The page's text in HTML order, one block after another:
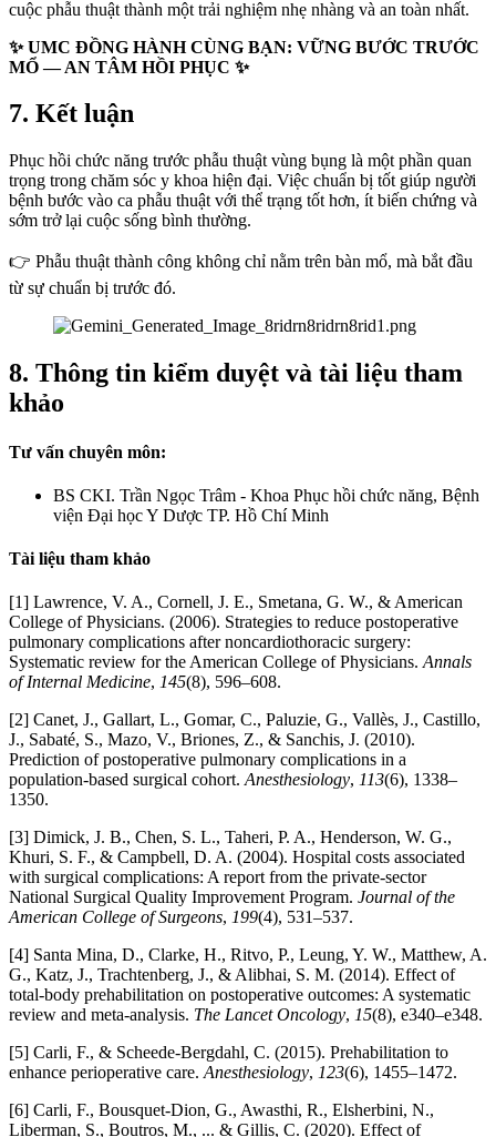
cuộc phẫu thuật thành một trải nghiệm nhẹ nhàng và an toàn nhất.
✨UMC ĐỒNG HÀNH CÙNG BẠN: VỮNG BƯỚC TRƯỚC
MỔ — AN TÂM HỒI PHỤC ✨
7. Kết luận
Phục hồi chức năng trước phẫu thuật vùng bụng là một phần quan
trọng trong chăm sóc y khoa hiện đại. Việc chuẩn bị tốt giúp người
bệnh bước vào ca phẫu thuật với thể trạng tốt hơn, ít biến chứng và
sớm trở lại cuộc sống bình thường.
👉 Phẫu thuật thành công không chỉ nằm trên bàn mổ, mà bắt đầu
từ sự chuẩn bị trước đó.
8. Thông tin kiểm duyệt và tài liệu tham
khảo
Tư vấn chuyên môn:
BS CKI. Trần Ngọc Trâm - Khoa Phục hồi chức năng, Bệnh
viện Đại học Y Dược TP. Hồ Chí Minh
Tài liệu tham khảo
[1] Lawrence, V. A., Cornell, J. E., Smetana, G. W., & American
College of Physicians. (2006). Strategies to reduce postoperative
pulmonary complications after noncardiothoracic surgery:
Systematic review for the American College of Physicians. Annals
of Internal Medicine, 145(8), 596–608.
[2] Canet, J., Gallart, L., Gomar, C., Paluzie, G., Vallès, J., Castillo,
J., Sabaté, S., Mazo, V., Briones, Z., & Sanchis, J. (2010).
Prediction of postoperative pulmonary complications in a
population-based surgical cohort. Anesthesiology, 113(6), 1338–
1350.
[3] Dimick, J. B., Chen, S. L., Taheri, P. A., Henderson, W. G.,
Khuri, S. F., & Campbell, D. A. (2004). Hospital costs associated
with surgical complications: A report from the private-sector
National Surgical Quality Improvement Program. Journal of the
American College of Surgeons, 199(4), 531–537.
[4] Santa Mina, D., Clarke, H., Ritvo, P., Leung, Y. W., Matthew, A.
G., Katz, J., Trachtenberg, J., & Alibhai, S. M. (2014). Effect of
total-body prehabilitation on postoperative outcomes: A systematic
review and meta-analysis. The Lancet Oncology, 15(8), e340–e348.
[5] Carli, F., & Scheede-Bergdahl, C. (2015). Prehabilitation to
enhance perioperative care. Anesthesiology, 123(6), 1455–1472.
[6] Carli, F., Bousquet-Dion, G., Awasthi, R., Elsherbini, N.,
Liberman, S., Boutros, M., ... & Gillis, C. (2020). Effect of